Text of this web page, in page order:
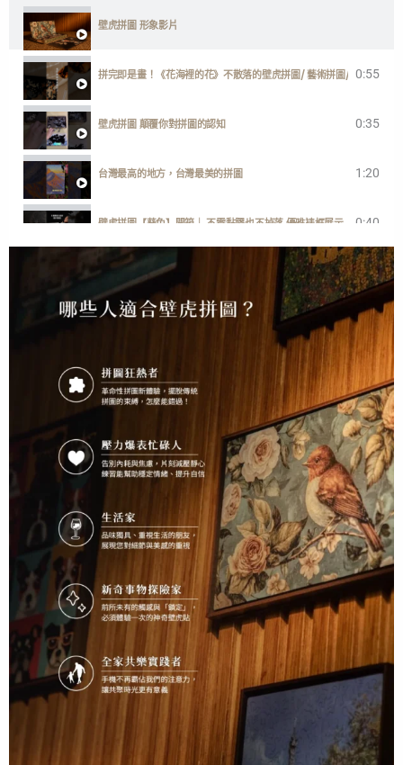
壁虎拼圖 形象影片
拼完即是畫！《花海裡的花》不散落的壁虎拼圖/ 藝術拼圖/ 台灣製
0:55
壁虎拼圖 顛覆你對拼圖的認知 0:35
台灣最高的地方，台灣最美的拼圖 1:20
壁虎拼圖【葵兔】開箱｜ 不需黏膠也不掉落 優雅裱框展示 0:40
一分鐘開箱【歡迎回家】快樂小狗勾 1:00
GECKO POWER PUZZLE ENGLISH DEMONSTRATION 2:38